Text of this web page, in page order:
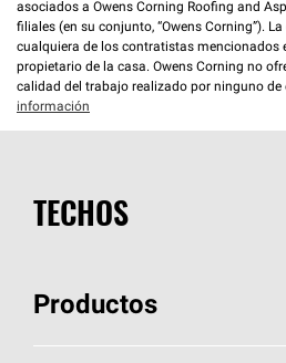
asociados a Owens Corning Roofing and
filiales (en su conjunto, “Owens Corning”).
cualquiera de los contratistas mencionados
propietario de la casa. Owens Corning no
calidad del trabajo realizado por ninguno de
información
TECHOS
Productos